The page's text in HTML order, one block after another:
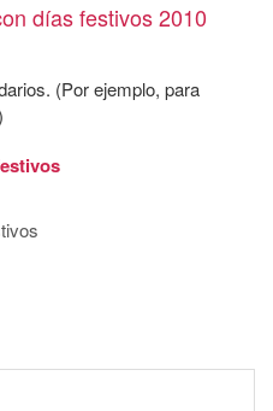
días festivos 2010
(Por ejemplo, para